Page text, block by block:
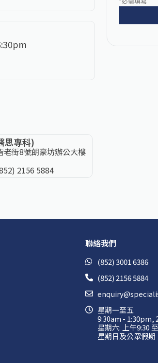
思專科)
老街8號朗豪坊辦公大樓
2156 5884
聯絡我們
(852) 3001 6386
(852) 2156 5884
星期一至五
9:30am - 1:30pm,
星期六: 上午9:30
星期日及公眾假期